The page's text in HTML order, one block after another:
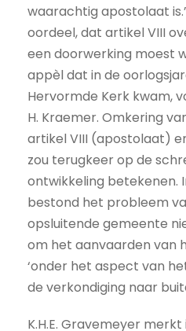
waarachtig apostolaat is.’
oordeel, dat artikel VIII
een doorwerking moest
appèl dat in de
Hervormde Kerk kwam,
H. Kraemer. Omkering
artikel VIII (apostolaat)
zou terugkeer op de
ontwikkeling betekenen.
bestond het probleem
opsluitende gemeente
om het aanvaarden van
‘onder het aspect van
de verkondiging naar
K.H.E. Gravemeyer